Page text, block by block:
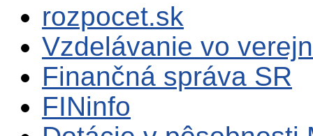
rozpocet.sk
Vzdelávanie vo
Finančná správa SR
FINinfo